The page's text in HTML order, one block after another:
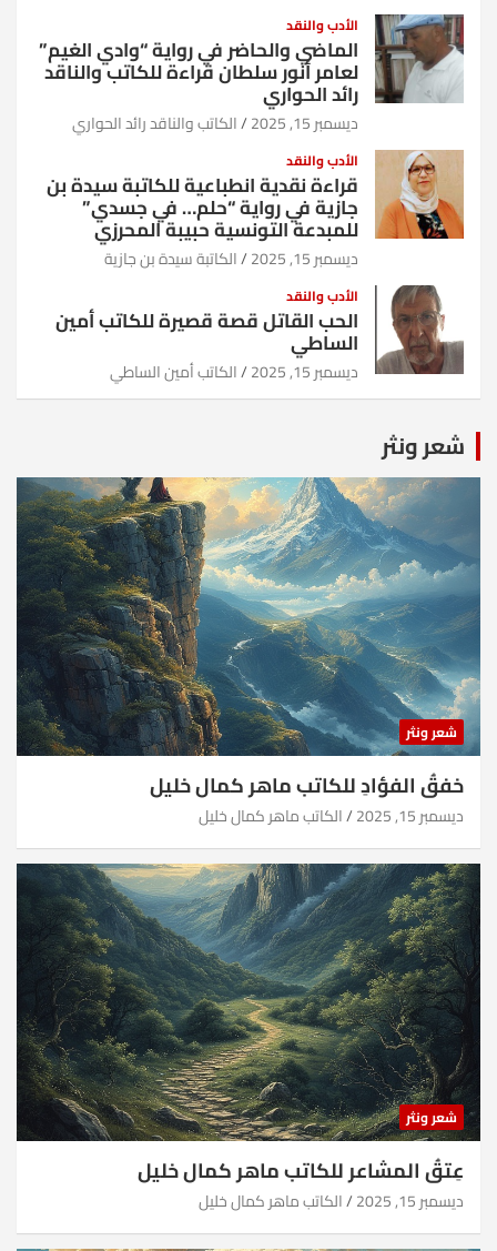
الأدب والنقد
الماضي والحاضر في رواية “وادي الغيم”
لعامر أنور سلطان قراءة للكاتب والناقد
رائد الحواري
ديسمبر 15, 2025 الكاتب والناقد رائد الحواري
الأدب والنقد
قراءة نقدية انطباعية للكاتبة سيدة بن
جازية في رواية “حلم… في جسدي”
للمبدعة التونسية حبيبة المحرزي
ديسمبر 15, 2025 الكاتبة سيدة بن جازية
الأدب والنقد
الحب القاتل قصة قصيرة للكاتب أمين
الساطي
ديسمبر 15, 2025 الكاتب أمين الساطي
شعر ونثر
شعر ونثر
خفقُ الفؤادِ للكاتب ماهر كمال خليل
ديسمبر 15, 2025 الكاتب ماهر كمال خليل
شعر ونثر
عِتقُ المشاعر للكاتب ماهر كمال خليل
ديسمبر 15, 2025 الكاتب ماهر كمال خليل